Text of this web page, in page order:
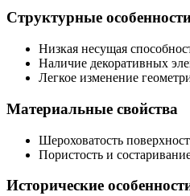
Структурные
Низкая несущая
Наличие декоративных
Легкое изменение
Материальные свойства
Шероховатость
Пористость и
Исторические